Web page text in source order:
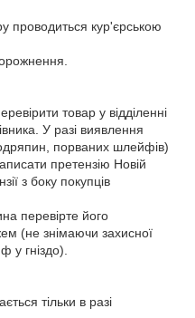
проводиться кур'єрською
товар у відділенні
У разі виявлення
порваних шлейфів)
претензію Новій
з боку покупців
перевірте його
(не знімаючи захисної
у гніздо).
тільки в разі